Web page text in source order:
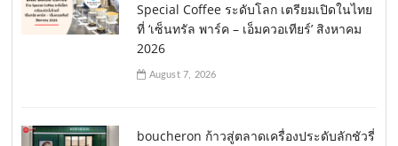
Special Coffee ระดับโลก เตรียมเปิดในไทย
ที่ ‘เซ็นทรัล พาร์ค – เอ็มควอเทียร์’ สิงหาคม
2026
August 7, 2026
boucheron ก้าวสู่ตลาดเครื่องประดับลักชัวรี่